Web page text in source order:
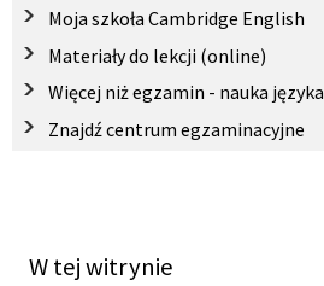
Moja szkoła Cambridge English
Materiały do lekcji (online)
Więcej niż egzamin - nauka języka
Znajdź centrum egzaminacyjne
W tej witrynie